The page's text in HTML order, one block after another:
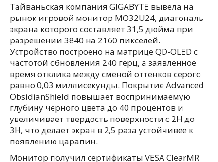
Тайваньская компания GIGABYTE вывела на
рынок игровой монитор MO32U24, диагональ
экрана которого составляет 31,5 дюйма при
разрешении 3840 на 2160 пикселей.
Устройство построено на матрице QD-OLED с
частотой обновления 240 герц, а заявленное
время отклика между сменой оттенков серого
равно 0,03 миллисекунды. Покрытие Advanced
ObsidianShield повышает воспринимаемую
глубину черного цвета до 40 процентов и
увеличивает твердость поверхности с 2H до
3H, что делает экран в 2,5 раза устойчивее к
появлению царапин.
Монитор получил сертификаты VESA ClearMR